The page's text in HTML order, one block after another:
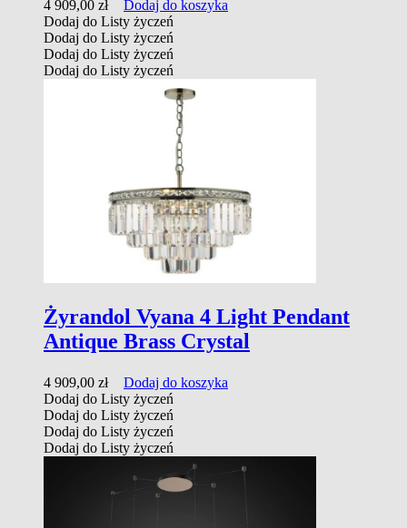
4 909,00 zł
Dodaj do koszyka
Dodaj do Listy życzeń
Dodaj do Listy życzeń
Dodaj do Listy życzeń
Dodaj do Listy życzeń
Żyrandol Vyana 4 Light Pendant
Antique Brass Crystal
4 909,00 zł
Dodaj do koszyka
Dodaj do Listy życzeń
Dodaj do Listy życzeń
Dodaj do Listy życzeń
Dodaj do Listy życzeń